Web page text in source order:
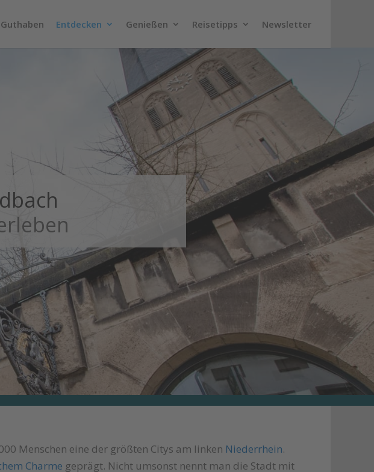
Entdecken Genießen Reisetipps Newsletter
Menschen eine der größten Citys am linken Niederrhein.
Charme geprägt. Nicht umsonst nennt man die Stadt mit